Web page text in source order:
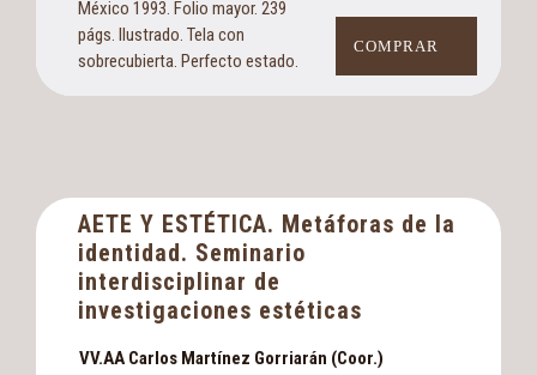
México 1993. Folio mayor. 239
págs. Ilustrado. Tela con
sobrecubierta. Perfecto estado.
COMPRAR
AETE Y ESTÉTICA. Metáforas de la
identidad. Seminario
interdisciplinar de
investigaciones estéticas
VV.AA Carlos Martínez Gorriarán (Coor.)